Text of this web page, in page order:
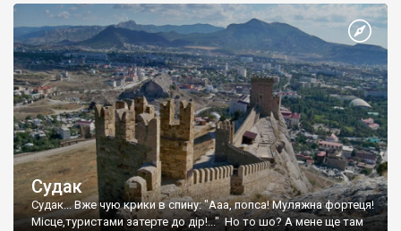
Судак
Судак... Вже чую крики в спину: "Ааа, попса! Муляжна фортеця!
Місце,туристами затерте до дір!..." Но то шо? А мене ще там